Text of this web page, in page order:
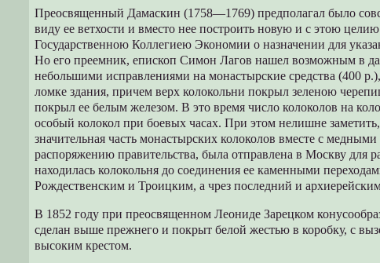
Преосвященный Дамаскин (1758—1769) предполагал было
виду ее ветхости и вместо нее построить новую и с этою
Государственною Коллегиею Экономии о назначении для
Но его преемник, епископ Симон Лагов нашел возможным в
небольшими исправлениями на монастырские средства (400
ломке здания, причем верх колокольни покрыл зеленою
покрыл ее белым железом. В это время число колоколов на
особый колокол при боевых часах. При этом нелишне
значительная часть монастырских колоколов вместе с
распоряжению правительства, была отправлена в Москву для
находилась колокольня до соединения ее каменными
Рождественским и Троицким, а чрез последний и
В 1852 году при преосвященном Леониде Зарецком
сделан выше прежнего и покрыт белой жестью в коробку, с
высоким крестом.